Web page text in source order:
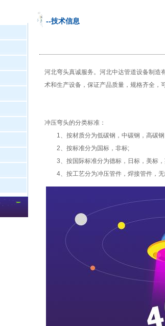
--技术信息
河北弯头真诚服务。河北中达管道设备制造
术和生产设备，保证产品质量，规格齐全，
冲压弯头的分类标准：
1、按材质分为低碳钢，中碳钢，高碳钢
2、按标准分为国标，非标;
3、按国际标准分为德标，日标，美标，
4、按工艺分为冲压管件，焊接管件，无